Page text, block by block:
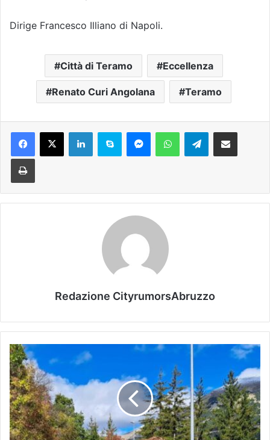
Dirige Francesco Illiano di Napoli.
Città di Teramo Eccellenza
Renato Curi Angolana Teramo
Telegram
Redazione CityrumorsAbruzzo